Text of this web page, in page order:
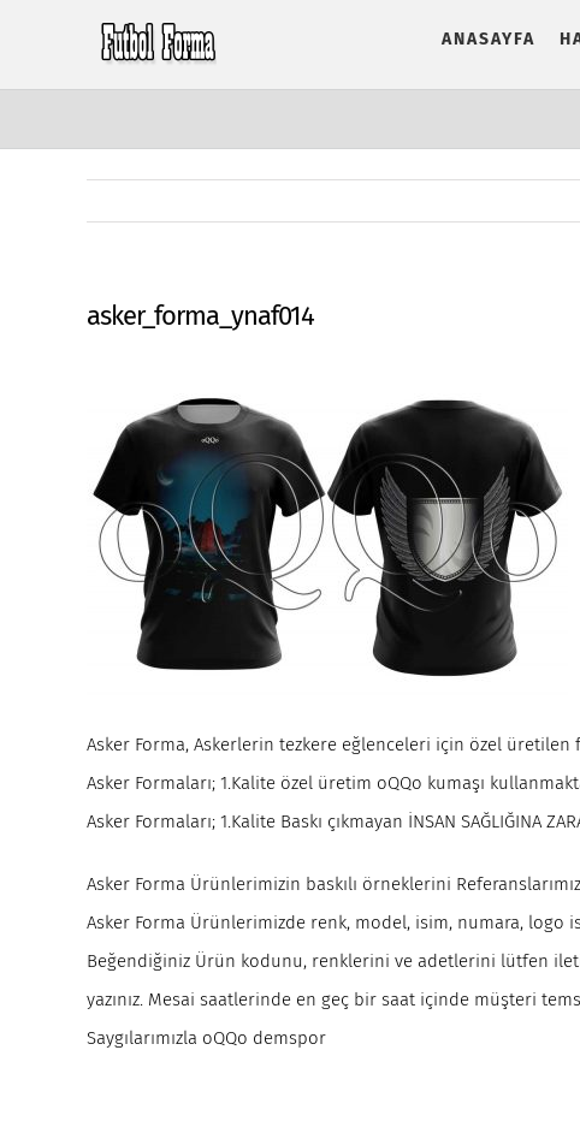
content
ANASAYFA
asker_forma_ynaf014
Asker Forma, Askerlerin tezkere eğlenceleri için özel
Asker Formaları; 1.Kalite özel üretim oQQo kumaşı
Asker Formaları; 1.Kalite Baskı çıkmayan İNSAN SAĞLIĞINA
Asker Forma Ürünlerimizin baskılı örneklerini
Asker Forma Ürünlerimizde renk, model, isim, numara,
Beğendiğiniz Ürün kodunu, renklerini ve adetlerini lütfen
yazınız. Mesai saatlerinde en geç bir saat içinde müşteri
Saygılarımızla oQQo demspor